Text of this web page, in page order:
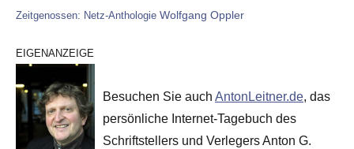
Zeitgenossen: Netz-Anthologie Wolfgang Oppler
EIGENANZEIGE
Besuchen Sie auch AntonLeitner.de, das
persönliche Internet-Tagebuch des
Schriftstellers und Verlegers Anton G.